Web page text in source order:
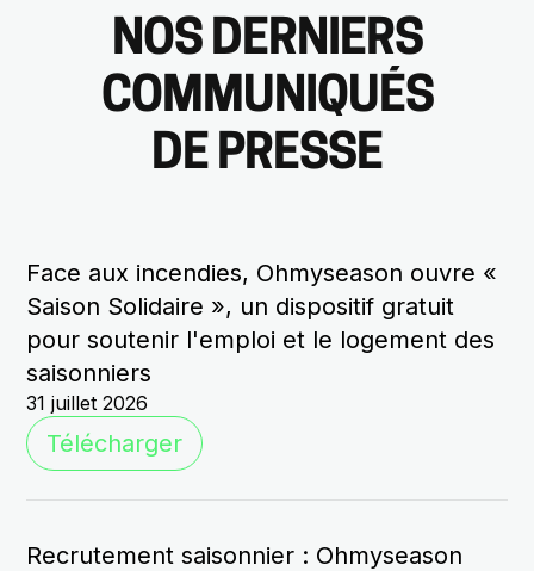
NOS DERNIERS
COMMUNIQUÉS
DE PRESSE
Face aux incendies, Ohmyseason ouvre «
Saison Solidaire », un dispositif gratuit
pour soutenir l'emploi et le logement des
saisonniers
31 juillet 2026
Télécharger
Recrutement saisonnier : Ohmyseason